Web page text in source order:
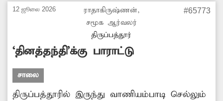
செவ்வாத்தூர்.
12 ஜூலை 2026
ராதாகிருஷ்ணன்,
சமூக ஆர்வலர்
திருப்பத்தூர்
#65773
‘தினத்தந்தி’க்கு பாராட்டு
சாலை
திருப்பத்தூரில் இருந்து வாணியம்பாடி செல்லும்